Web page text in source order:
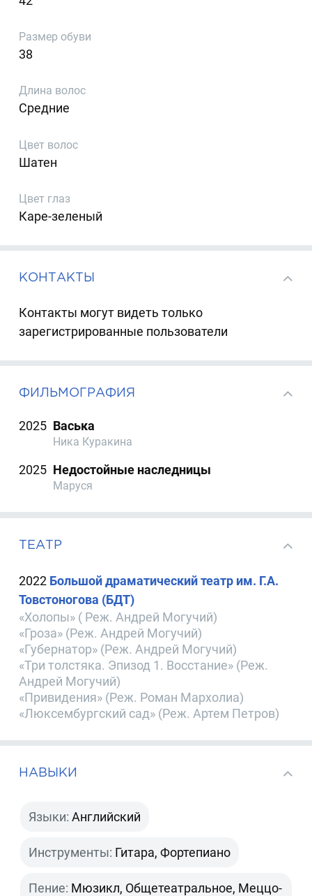
Размер обуви
38
Длина волос
Средние
Цвет волос
Шатен
Цвет глаз
Каре-зеленый
КОНТАКТЫ
Контакты могут видеть только
зарегистрированные пользователи
ФИЛЬМОГРАФИЯ
2025 Васька
Ника Куракина
2025 Недостойные наследницы
Маруся
ТЕАТР
2022 Большой драматический театр им. Г.А.
Товстоногова (БДТ)
«Холопы» ( Реж. Андрей Могучий)
«Гроза» (Реж. Андрей Могучий)
«Губернатор» (Реж. Андрей Могучий)
«Три толстяка. Эпизод 1. Восстание» (Реж.
Андрей Могучий)
«Привидения» (Реж. Роман Мархолиа)
«Люксембургский сад» (Реж. Артем Петров)
НАВЫКИ
Языки: Английский
Инструменты: Гитара, Фортепиано
Пение: Мюзикл, Общетеатральное, Меццо-